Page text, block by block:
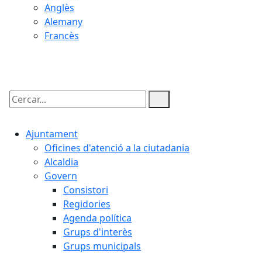
Anglès
Alemany
Francès
Cercar:
Ajuntament
Oficines d'atenció a la ciutadania
Alcaldia
Govern
Consistori
Regidories
Agenda política
Grups d'interès
Grups municipals